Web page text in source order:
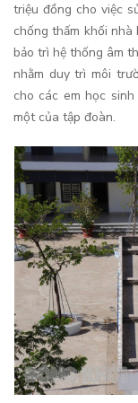
triệu đồng cho việc
chống thấm khối
bảo trì hệ thống âm
nhằm duy trì môi
cho các em học
một của tập đoàn.